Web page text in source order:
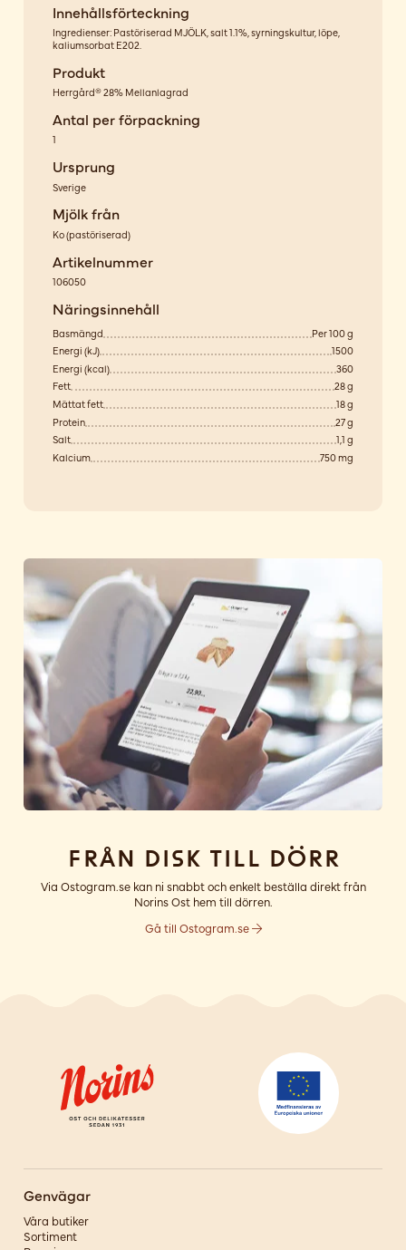
Innehållsförteckning
Ingredienser: Pastöriserad MJÖLK, salt 1.1%, syrningskultur, löpe,
kaliumsorbat E202.
Produkt
Herrgård® 28% Mellanlagrad
Antal per förpackning
1
Ursprung
Sverige
Mjölk från
Ko(pastöriserad)
Artikelnummer
106050
Näringsinnehåll
Basmängd
Per 100 g
Energi (kJ)
1500
Energi (kcal)
360
Fett
28 g
Mättat fett
18 g
Protein
27 g
Salt
1,1 g
Kalcium
750 mg
Från disk till dörr
Via Ostogram.se kan ni snabbt och enkelt beställa direkt från
Norins Ost hem till dörren.
Gå till Ostogram.se
Genvägar
Våra butiker
Sortiment